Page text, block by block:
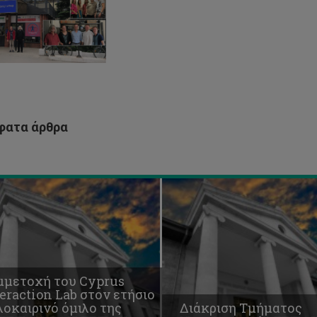
άρθρα
του Cyprus
Lab στον ετήσιο
όμιλο της Διάκριση Τμήματος